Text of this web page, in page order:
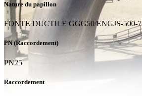
Nature du papillon
FONTE DUCTILE GGG50/ENGJS-500-7
PN (Raccordement)
PN25
Raccordement